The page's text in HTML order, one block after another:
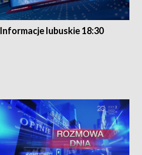
Informacje lubuskie 18:30